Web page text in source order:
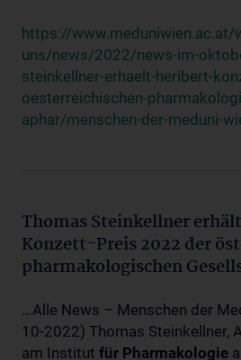
https://www.meduniwien.ac.at/
uns/news/2022/news-im-
steinkellner-erhaelt-heribert-
oesterreichischen-
aphar/menschen-der-meduni-
Thomas Steinkellner
Konzett-Preis 2022 der
pharmakologischen
...Alle News – Menschen der
10-2022) Thomas Steinkellner,
am Institut für Pharmakologie